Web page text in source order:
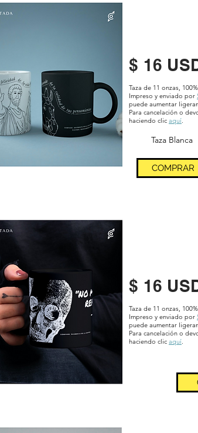
$ 16
Taza Blanca
Taza de 11 onzas,
Impreso y enviado por
puede aumentar
Para cancelación o
haciendo clic aquí.
COMPRAR
$ 16
Taza de 11 onzas,
Impreso y enviado por
puede aumentar
Para cancelación o
haciendo clic aquí.